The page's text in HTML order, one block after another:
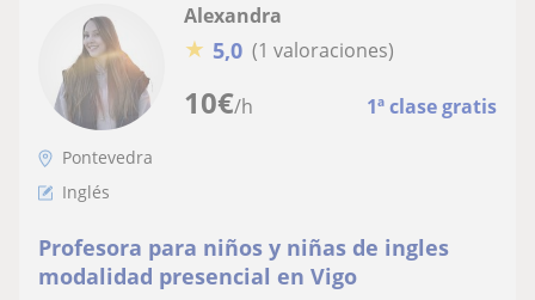
10€/h 1ª clase gratis
Alexandra
★ 5,0 (1 valoraciones)
Pontevedra
Inglés
Profesora para niños y niñas de ingles
modalidad presencial en Vigo